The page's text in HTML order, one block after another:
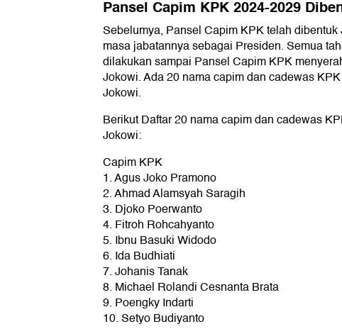
Pansel Capim KPK 2024-2029
Sebelumya, Pansel Capim KPK telah
masa jabatannya sebagai Presiden. Semua
dilakukan sampai Pansel Capim KPK
Jokowi. Ada 20 nama capim dan cadewas
Jokowi.
Berikut Daftar 20 nama capim dan cadewas
Jokowi:
Capim KPK
1. Agus Joko Pramono
2. Ahmad Alamsyah Saragih
3. Djoko Poerwanto
4. Fitroh Rohcahyanto
5. Ibnu Basuki Widodo
6. Ida Budhiati
7. Johanis Tanak
8. Michael Rolandi Cesnanta Brata
9. Poengky Indarti
10. Setyo Budiyanto